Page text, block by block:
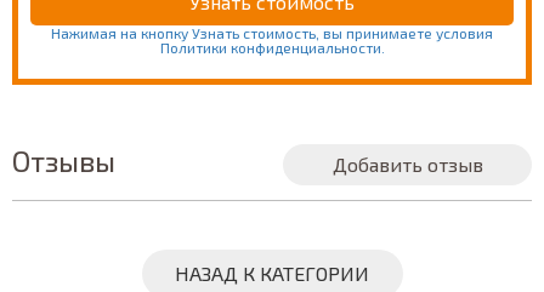
Нажимая на кнопку Узнать стоимость, вы принимаете условия
Политики конфиденциальности.
Отзывы Добавить отзыв
НАЗАД К КАТЕГОРИИ